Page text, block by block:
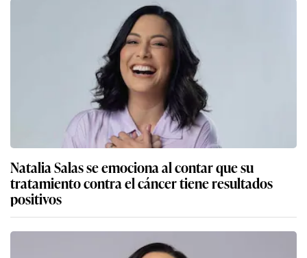
Natalia Salas se emociona al contar que su
tratamiento contra el cáncer tiene resultados
positivos